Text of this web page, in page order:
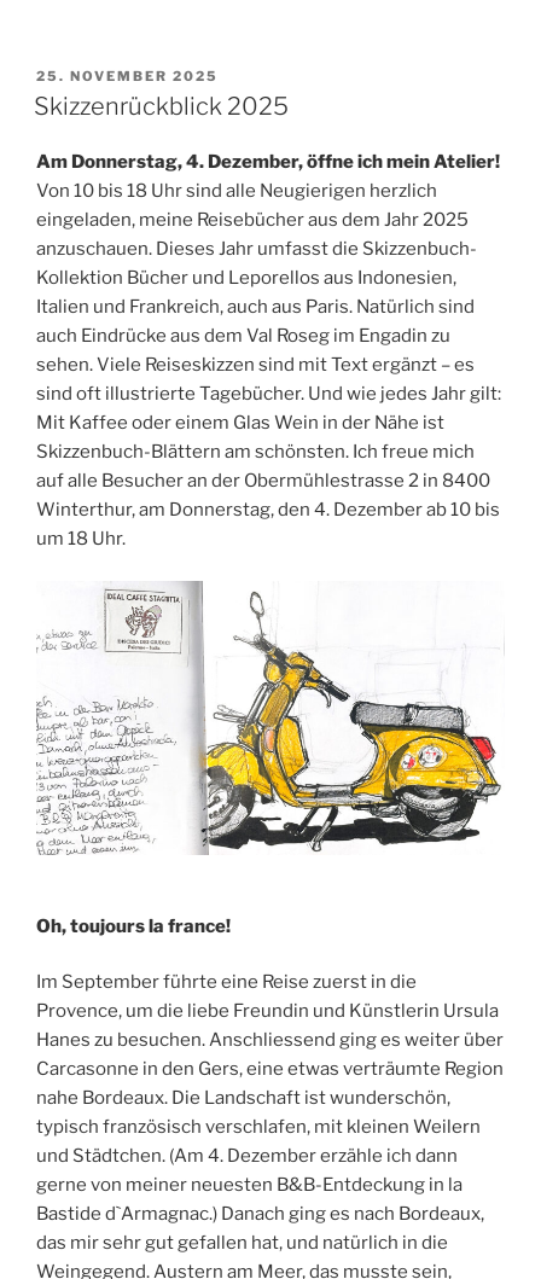
VERÖFFENTLICHT
AM
25. NOVEMBER 2025
Skizzenrückblick 2025
Am Donnerstag, 4. Dezember, öffne ich mein Atelier!
Von 10 bis 18 Uhr sind alle Neugierigen herzlich
eingeladen, meine Reisebücher aus dem Jahr 2025
anzuschauen. Dieses Jahr umfasst die Skizzenbuch-
Kollektion Bücher und Leporellos aus Indonesien,
Italien und Frankreich, auch aus Paris. Natürlich sind
auch Eindrücke aus dem Val Roseg im Engadin zu
sehen. Viele Reiseskizzen sind mit Text ergänzt – es
sind oft illustrierte Tagebücher. Und wie jedes Jahr gilt:
Mit Kaffee oder einem Glas Wein in der Nähe ist
Skizzenbuch-Blättern am schönsten. Ich freue mich
auf alle Besucher an der Obermühlestrasse 2 in 8400
Winterthur, am Donnerstag, den 4. Dezember ab 10 bis
um 18 Uhr.
Oh, toujours la france!
Im September führte eine Reise zuerst in die
Provence, um die liebe Freundin und Künstlerin Ursula
Hanes zu besuchen. Anschliessend ging es weiter über
Carcasonne in den Gers, eine etwas verträumte Region
nahe Bordeaux. Die Landschaft ist wunderschön,
typisch französisch verschlafen, mit kleinen Weilern
und Städtchen. (Am 4. Dezember erzähle ich dann
gerne von meiner neuesten B&B-Entdeckung in la
Bastide d`Armagnac.) Danach ging es nach Bordeaux,
das mir sehr gut gefallen hat, und natürlich in die
Weingegend. Austern am Meer, das musste sein,